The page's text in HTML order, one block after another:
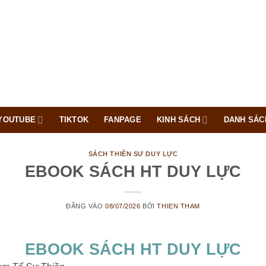
TIKTOK FANPAGE KINH SÁCH DANH
SÁCH THIỀN SƯ DUY LỰC
EBOOK SÁCH HT DUY LỰC
ĐĂNG VÀO 08/07/2026 BỞITHIEN THAM
EBOOK SÁCH HT DUY LỰC